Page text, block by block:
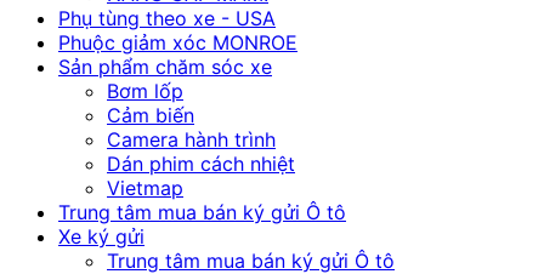
Phụ tùng theo xe - USA
Phuộc giảm xóc MONROE
Sản phẩm chăm sóc xe
Bơm lốp
Cảm biến
Camera hành trình
Dán phim cách nhiệt
Vietmap
Trung tâm mua bán ký gửi Ô tô
Xe ký gửi
Trung tâm mua bán ký gửi Ô tô